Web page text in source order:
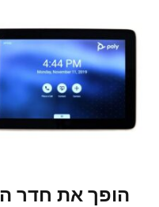
הופך את חדר